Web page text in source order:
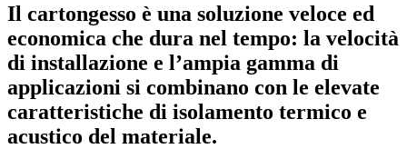
Il cartongesso è una soluzione veloce ed
economica che dura nel tempo: la velocità
di installazione e l’ampia gamma di
applicazioni si combinano con le elevate
caratteristiche di isolamento termico e
acustico del materiale.